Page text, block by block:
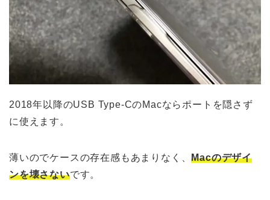
2018年以降のUSB Type-CのMacならポートを隠さず
に使えます。
薄いのでケースの存在感もあまりなく、Macのデザイ
ンを壊さないです。